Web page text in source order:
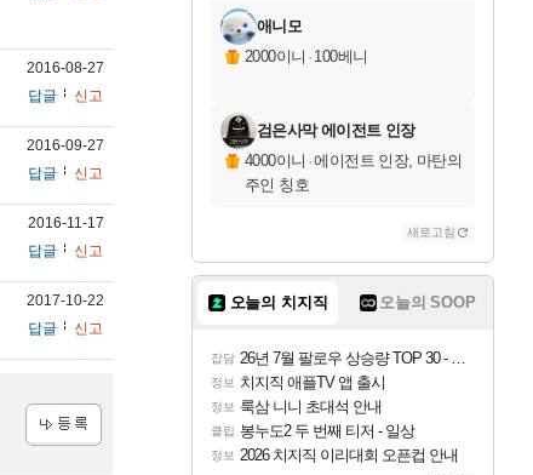
2016-08-27
답글
신고
2016-09-27
답글
신고
2016-11-17
답글
신고
2017-10-22
답글
신고
교환.
당첨되셨습니다.
당첨되셨습니다.
당첨되셨습니다.
당첨되셨습니다.
당첨되셨습니다.
당첨되셨습니다.
에디션 (스팀코드)
당첨되셨습니다.
애니모
2000이니 · 100베니
검은사막 에이전트 인장
4000이니 ·에이전트 인장, 마탄의
주인 칭호
새로고침
오늘의 치지직 오늘의 SOOP
잡담 26년 7월 팔로우 상승량 TOP 30 - 월간 치지직
정보 치지직 애플TV 앱 출시
정보 룩삼 니니 초대석 안내
클립 봉누도2 두 번째 티저 - 일상
정보 2026 치지직 이리대회 오픈컵 안내